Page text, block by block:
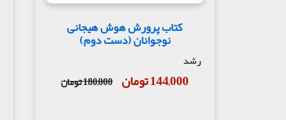
کتاب پرورش هوش هیجانی
نوجوانان (دست دوم)
رشد
144,000 تومان 180,000 تومان